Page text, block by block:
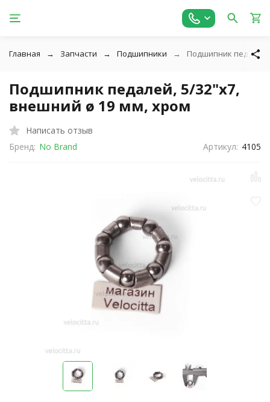
Главная Запчасти Подшипники Подшипник
Подшипник педалей, 5/32"х7,
внешний ø 19 мм, хром
Написать отзыв
Бренд: No Brand Артикул: 4105